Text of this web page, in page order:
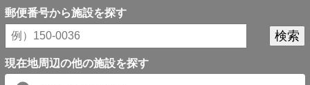
郵便番号から施設を探す
現在地周辺の他の施設を探す